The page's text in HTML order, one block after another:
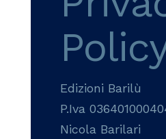
Edizioni Barilù
P.Iva
Nicola Barilari